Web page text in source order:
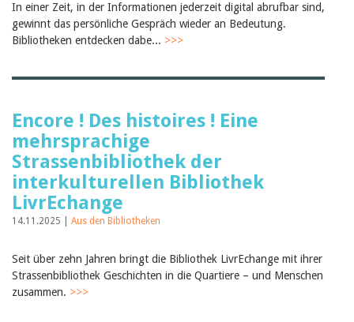
2021
2020
2019
2014
2013
2012
In einer Zeit, in der Informationen jederzeit digital abrufbar sind,
gewinnt das persönliche Gespräch wieder an Bedeutung.
Bibliotheken entdecken dabe... >>>
Encore ! Des histoires ! Eine
mehrsprachige
Strassenbibliothek der
interkulturellen Bibliothek
LivrEchange
14.11.2025 | Aus den Bibliotheken
Seit über zehn Jahren bringt die Bibliothek LivrEchange mit ihrer
Strassenbibliothek Geschichten in die Quartiere – und Menschen
zusammen. >>>